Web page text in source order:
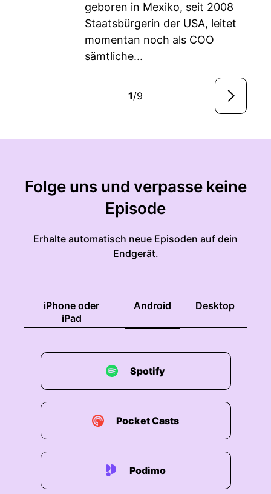
geboren in Mexiko, seit 2008
Staatsbürgerin der USA, leitet
momentan noch als COO
sämtliche...
1/9
Folge uns und verpasse keine
Episode
Erhalte automatisch neue Episoden auf dein
Endgerät.
iPhone oder
iPad
Android Desktop
Spotify
Pocket Casts
Podimo